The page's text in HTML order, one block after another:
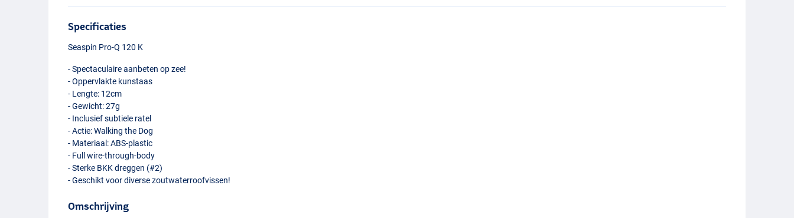
Specificaties
Seaspin Pro-Q 120 K
- Spectaculaire aanbeten op zee!
- Oppervlakte kunstaas
- Lengte: 12cm
- Gewicht: 27g
- Inclusief subtiele ratel
- Actie: Walking the Dog
- Materiaal:ABS-plastic
- Full wire-through-body
- Sterke BKKdreggen (#2)
- Geschikt voor diverse zoutwaterroofvissen!
Omschrijving